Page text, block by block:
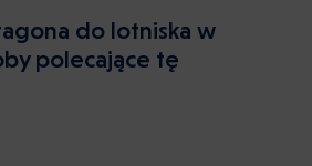
do lotniska w
polecające tę